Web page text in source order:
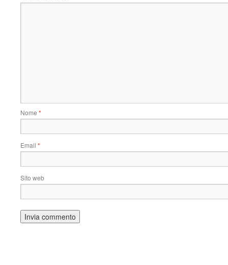
Nome *
Email *
Sito web